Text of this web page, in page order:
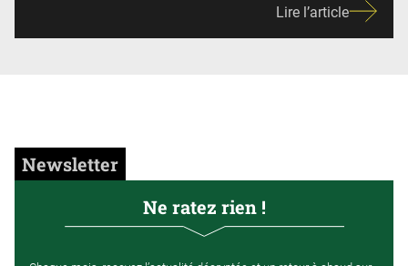
Lire l’article
Newsletter
Ne ratez rien !